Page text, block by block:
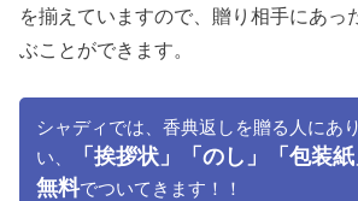
を揃えていますので、贈り相手にあっ
ぶことができます。
シャディでは、香典返しを贈る人にあ
い、
「挨拶状」「のし」「包装
無料でついてきます！！